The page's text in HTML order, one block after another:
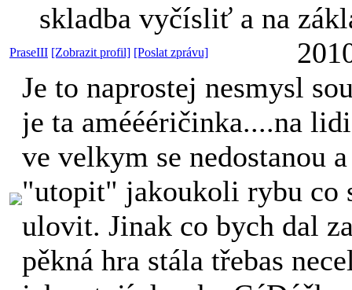
skladba vyčísliť a na
PraseIII [Zobrazit profil] [Poslat zprávu]
Je to naprostej nesmysl
je ta améééričinka....na
ve velkym se nedostanou
"utopit" jakoukoli rybu co
ulovit. Jinak co bych dal
pěkná hra stála třebas